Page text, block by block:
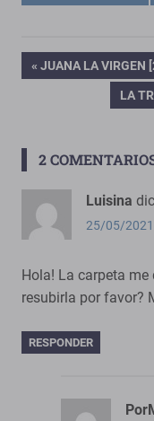
Navegación
entradas
ENTRADA
JUANA LA VIRGEN
LA
2
Luisina
25/05/2021
Hola! La carpeta
resubirla por favor?
RESPONDER